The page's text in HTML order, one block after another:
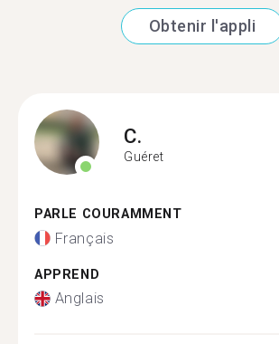
Obtenir l'appli
C.
Guéret
PARLE COURAMMENT
Français
APPREND
Anglais